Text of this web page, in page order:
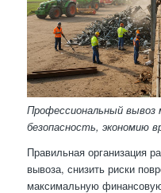
Профессиональный вывоз
безопасность, экономию
Правильная организация
вывоза, снизить риски
максимальную